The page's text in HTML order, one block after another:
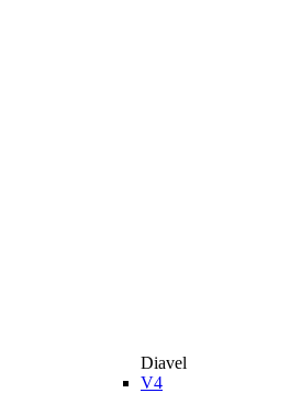
Diavel
V4